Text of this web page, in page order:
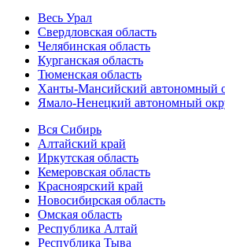
Весь Урал
Свердловская область
Челябинская область
Курганская область
Тюменская область
Ханты-Мансийский автономный
Ямало-Ненецкий автономный
Вся Сибирь
Алтайский край
Иркутская область
Кемеровская область
Красноярский край
Новосибирская область
Омская область
Республика Алтай
Республика Тыва